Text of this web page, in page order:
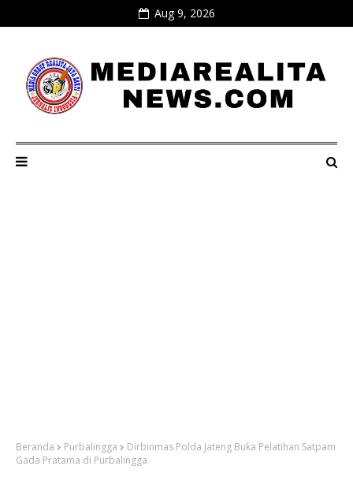
Aug 9, 2026
Beranda Purbalingga
Dirbinmas Polda Jateng Buka Pelatihan Satpam
Gada Pratama di Purbalingga